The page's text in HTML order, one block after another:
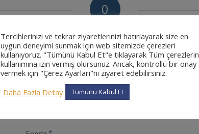
0
Ad*
Tercihlerinizi ve tekrar ziyaretlerinizi hatırlayarak size en
uygun deneyimi sunmak için web sitemizde çerezleri
kullanıyoruz. "Tümünü Kabul Et"e tıklayarak Tüm çerezlerin
kullanımına izin vermiş olursunuz. Ancak, kontrollü bir onay
vermek için "Çerez Ayarları"nı ziyaret edebilirsiniz.
Daha Fazla Detay
Tümünü Kabul Et